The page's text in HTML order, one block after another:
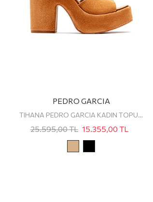
PEDRO GARCIA
TIHANA PEDRO GARCIA KADIN TOPUKLU SANDALET
25.595,00TL 15.355,00 TL